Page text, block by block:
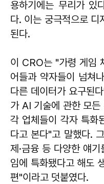
용하기에는 무리가 있
다. 이는 궁극적으로 디
된다.
이 CRO는 "가령 게임
어들과 약자들이 넘쳐
다른 데이터가 요구된
가 AI 기술에 관한 모
각 업체들이 각자 특화
다고 본다"고 말했다.
제·금융 등 다양한 얘
임에 특화됐다고 해도
편"이라고 덧붙였다.